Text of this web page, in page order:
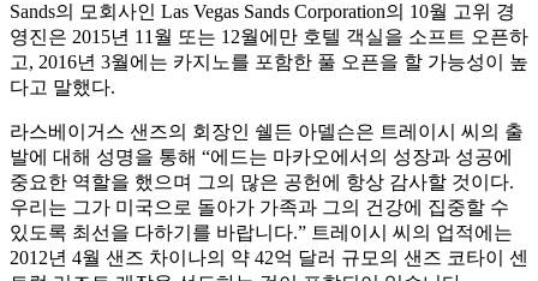
Sands의 모회사인 Las Vegas Sands Corporation의 10월 고위 경
영진은 2015년 11월 또는 12월에만 호텔 객실을 소프트 오픈하
고, 2016년 3월에는 카지노를 포함한 풀 오픈을 할 가능성이 높
다고 말했다.
라스베이거스 샌즈의 회장인 쉘든 아델슨은 트레이시 씨의 출
발에 대해 성명을 통해 “에드는 마카오에서의 성장과 성공에
중요한 역할을 했으며 그의 많은 공헌에 항상 감사할 것이다.
우리는 그가 미국으로 돌아가 가족과 그의 건강에 집중할 수
있도록 최선을 다하기를 바랍니다.” 트레이시 씨의 업적에는
2012년 4월 샌즈 차이나의 약 42억 달러 규모의 샌즈 코타이 센